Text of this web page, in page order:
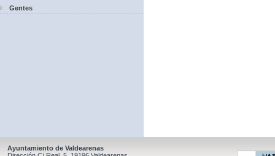
Gentes
Ayuntamiento de Valdearenas